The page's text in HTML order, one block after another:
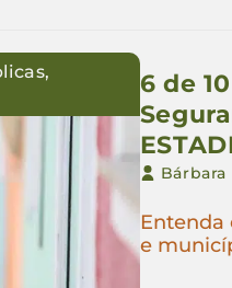
,
6 de
Bárbara
Entenda
e